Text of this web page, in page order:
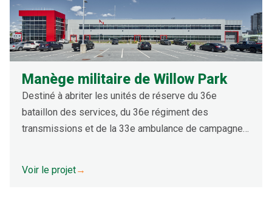
Manège militaire de Willow Park
Destiné à abriter les unités de réserve du 36e
bataillon des services, du 36e régiment des
transmissions et de la 33e ambulance de campagne,
large éventail d'espaces, dont une salle d'exercices,
Voir le projet→